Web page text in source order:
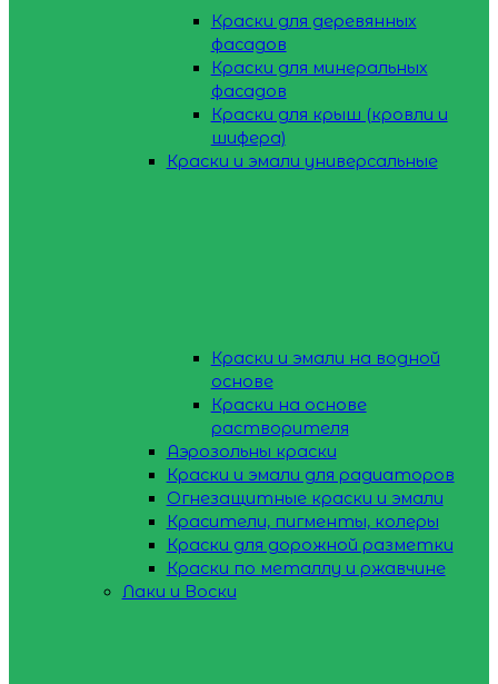
Краски для деревянных
фасадов
Краски для минеральных
фасадов
Краски для крыш (кровли и
шифера)
Краски и эмали универсальные
Краски и эмали на водной
основе
Краски на основе
растворителя
Аэрозольны краски
Краски и эмали для радиаторов
Огнезащитные краски и эмали
Красители, пигменты, колеры
Краски для дорожной разметки
Краски по металлу и ржавчине
Лаки и Воски